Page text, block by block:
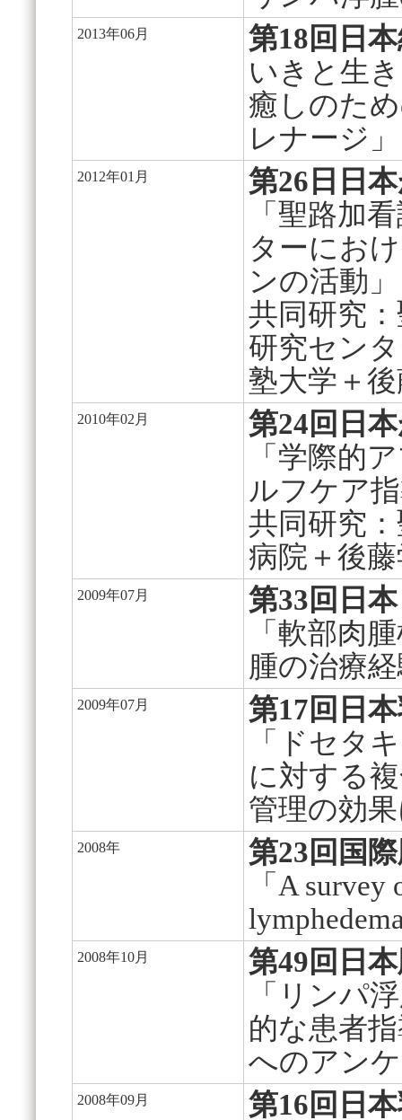
2013年06月
第18回日
いきと生
癒しのた
レナージ」
2012年01月
第26日日
「聖路加
ターにお
ンの活動」
共同研究
研究セン
塾大学＋
2010年02月
第24回日
「学際的
ルフケア
共同研究
病院＋後
2009年07月
第33回日
「軟部肉
腫の治療
2009年07月
第17回日
「ドセタ
に対する
管理の効
2008年
第23回国
「A
2008年10月
第49回日
「リンパ
的な患者
へのアン
2008年09月 第16回日